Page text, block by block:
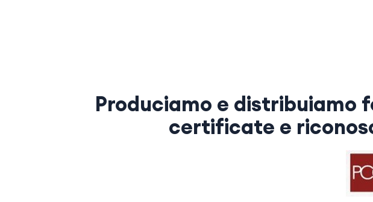
Produciamo e distribuiamo
certificate e